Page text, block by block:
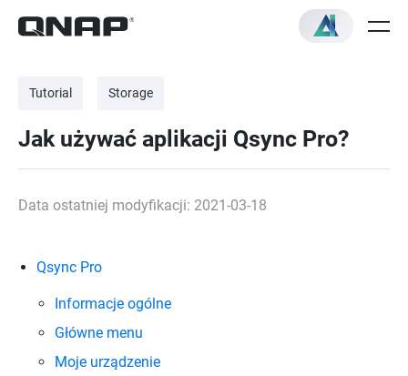
Tutorial Storage
Jak używać aplikacji Qsync Pro?
Data ostatniej modyfikacji: 2021-03-18
Qsync Pro
Informacje ogólne
Główne menu
Moje urządzenie